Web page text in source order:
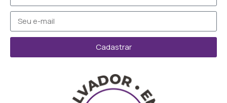
Cadastrar